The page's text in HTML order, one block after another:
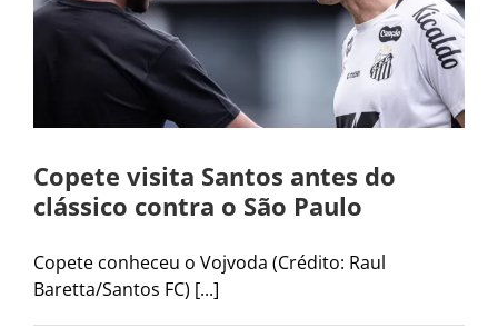
Copete visita Santos antes do
clássico contra o São Paulo
Copete conheceu o Vojvoda (Crédito: Raul
Baretta/Santos FC) [...]